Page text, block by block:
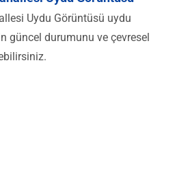
Uydu Görüntüsü uydu
güncel durumunu ve çevresel